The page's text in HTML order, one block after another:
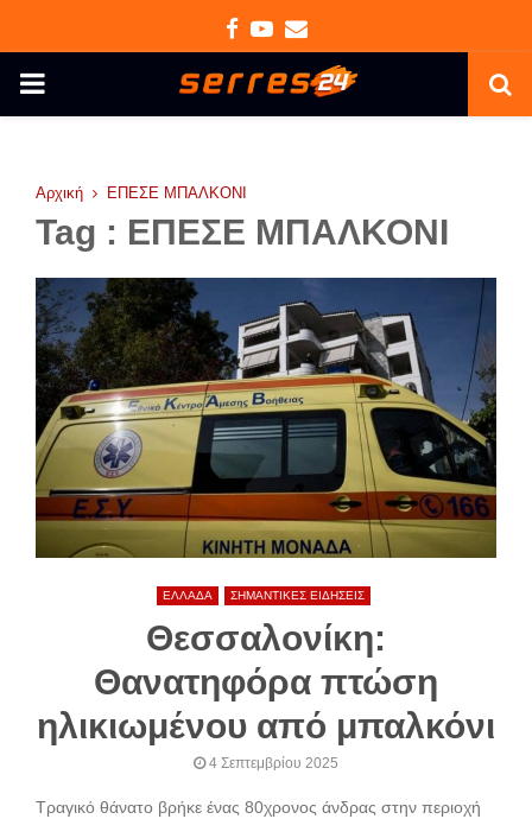
Facebook
Youtube
Email
PRIMARY
Αρχική ΕΠΕΣΕ ΜΠΑΛΚΟΝΙ
Tag : ΕΠΕΣΕ ΜΠΑΛΚΟΝΙ
ΕΛΛΑΔΑ ΣΗΜΑΝΤΙΚΕΣ ΕΙΔΗΣΕΙΣ
Θεσσαλονίκη:
Θανατηφόρα πτώση
ηλικιωμένου από μπαλκόνι
4 Σεπτεμβρίου 2025
Τραγικό θάνατο βρήκε ένας 80χρονος άνδρας στην περιοχή